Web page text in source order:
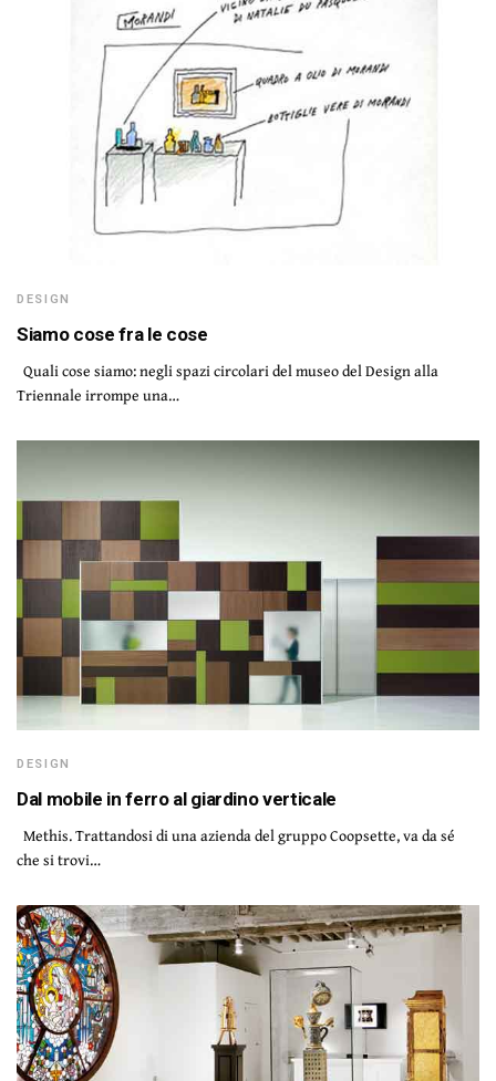
DESIGN
Siamo cose fra le cose
Quali cose siamo: negli spazi circolari del museo del Design alla
Triennale irrompe una…
DESIGN
Dal mobile in ferro al giardino verticale
Methis. Trattandosi di una azienda del gruppo Coopsette, va da sé
che si trovi…